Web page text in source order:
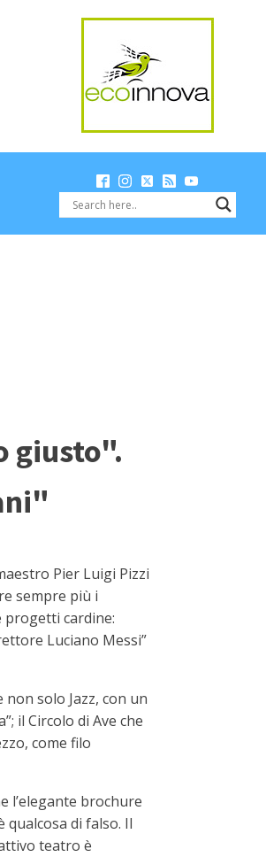
giusto".
Pier Luigi Pizzi
sempre più i
progetti cardine:
Luciano Messi”
solo Jazz, con un
il Circolo di Ave che
come filo
l’elegante brochure
di falso. Il
teatro è